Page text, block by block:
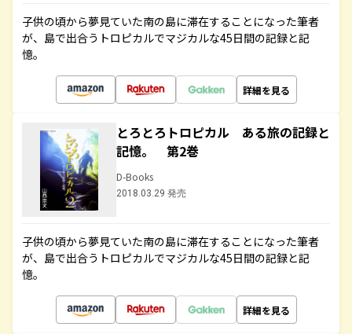
子供の頃から夢見ていた南の島に滞在することになった筆者
が、島で出合うトロピカルでマジカルな45日間の記録と記
憶。
詳細を見る
とろとろトロピカル ある旅の記録と
記憶。 第2巻
D-Books
2018.03.29 発売
子供の頃から夢見ていた南の島に滞在することになった筆者
が、島で出合うトロピカルでマジカルな45日間の記録と記
憶。
詳細を見る